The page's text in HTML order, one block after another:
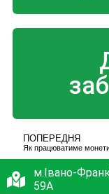
ПОПЕРЕДНЯ
м.Івано-
59А